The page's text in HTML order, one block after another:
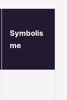
Symbolis
me